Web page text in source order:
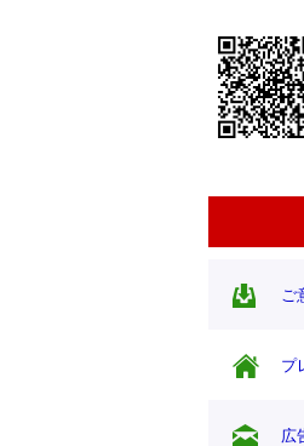
ご
プ
広